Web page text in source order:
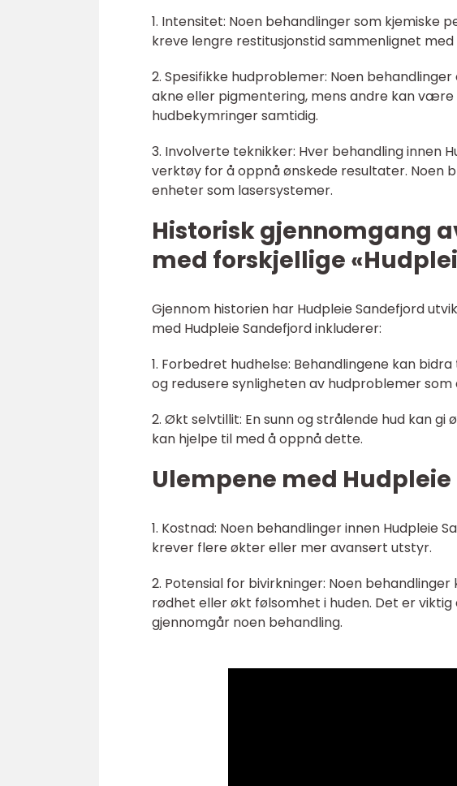
1. Intensitet: Noen behandlinger som kjemiske
kreve lengre restitusjonstid sammenlignet
2. Spesifikke hudproblemer: Noen
akne eller pigmentering, mens andre kan
hudbekymringer samtidig.
3. Involverte teknikker: Hver behandling innen
verktøy for å oppnå ønskede resultater. Noen
enheter som lasersystemer.
Historisk gjennomgang
med forskjellige
Gjennom historien har Hudpleie Sandefjord
med Hudpleie Sandefjord inkluderer:
1. Forbedret hudhelse: Behandlingene kan
og redusere synligheten av hudproblemer
2. Økt selvtillit: En sunn og strålende hud kan
kan hjelpe til med å oppnå dette.
Ulempene med
1. Kostnad: Noen behandlinger innen
krever flere økter eller mer avansert utstyr.
2. Potensial for bivirkninger: Noen
rødhet eller økt følsomhet i huden. Det er
gjennomgår noen behandling.